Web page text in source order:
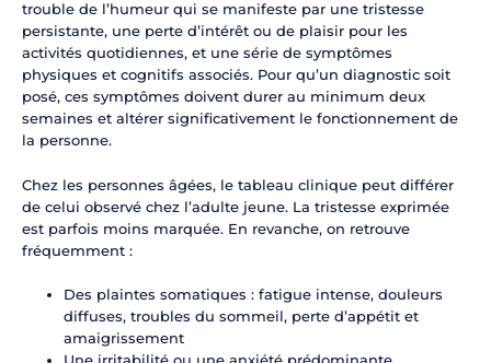
trouble de l’humeur qui se manifeste par une tristesse
persistante, une perte d’intérêt ou de plaisir pour les
activités quotidiennes, et une série de symptômes
physiques et cognitifs associés. Pour qu’un diagnostic soit
posé, ces symptômes doivent durer au minimum deux
semaines et altérer significativement le fonctionnement de
la personne.
Chez les personnes âgées, le tableau clinique peut différer
de celui observé chez l’adulte jeune. La tristesse exprimée
est parfois moins marquée. En revanche, on retrouve
fréquemment :
Des plaintes somatiques : fatigue intense, douleurs
diffuses, troubles du sommeil, perte d’appétit et
amaigrissement